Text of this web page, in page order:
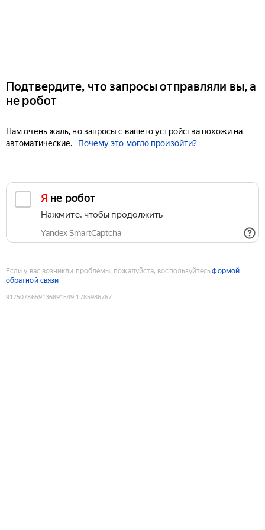
Подтвердите, что запросы отправляли вы, а
не робот
Нам очень жаль, но запросы с вашего устройства похожи на
автоматические.
Почему это могло произойти?
Я не робот
Нажмите, чтобы продолжить
Yandex SmartCaptcha
Если у вас возникли проблемы, пожалуйста, воспользуйтесьформой
обратной связи
9175078659136891549:1785986767